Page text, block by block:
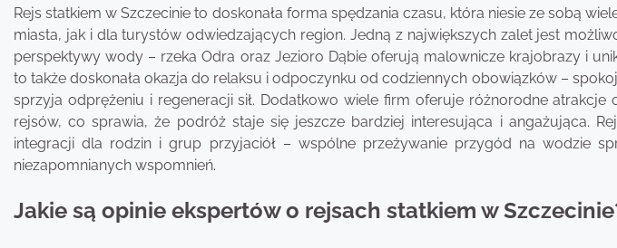
Rejs statkiem w Szczecinie to doskonała forma spędzania czasu, która niesie ze sobą
miasta, jak i dla turystów odwiedzających region. Jedną z największych zalet jest
perspektywy wody – rzeka Odra oraz Jezioro Dąbie oferują malownicze krajobrazy i
to także doskonała okazja do relaksu i odpoczynku od codziennych obowiązków –
sprzyja odprężeniu i regeneracji sił. Dodatkowo wiele firm oferuje różnorodne
rejsów, co sprawia, że podróż staje się jeszcze bardziej interesująca i angażująca.
integracji dla rodzin i grup przyjaciół – wspólne przeżywanie przygód na wodzie
niezapomnianych wspomnień.
Jakie są opinie ekspertów o rejsach statkiem w